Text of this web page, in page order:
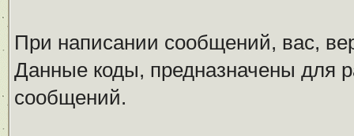
При написании сообщений, вас,
Данные коды, предназначены для
сообщений.